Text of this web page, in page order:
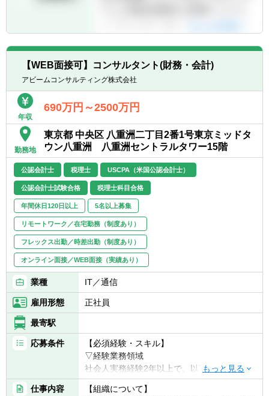
【WEB面接可】コンサルタント(財務・会計)
アビームコンサルティング株式会社
年収
690万円～2500万円
勤務地
東京都 中央区 八重洲二丁目2番1号東京ミッドタ
ウン八重洲 八重洲セントラルタワー15階
公認会計士 税理士 USCPA（米国公認会計士）
公認会計士試験合格 税理士科目合格
年間休日120日以上 5名以上募集
リモートワーク／在宅勤務（制度あり）
フレックス出勤／時差出勤（制度あり）
オンライン面接／WEB面接（実績あり）
業種 IT／通信
雇用形態 正社員
最寄駅
応募条件
【必須経験・スキル】
▽経験業務領域
社会人実務経験2年以上で、以下のいずれか
の要件を満たす方。
仕事内容
【組織について】